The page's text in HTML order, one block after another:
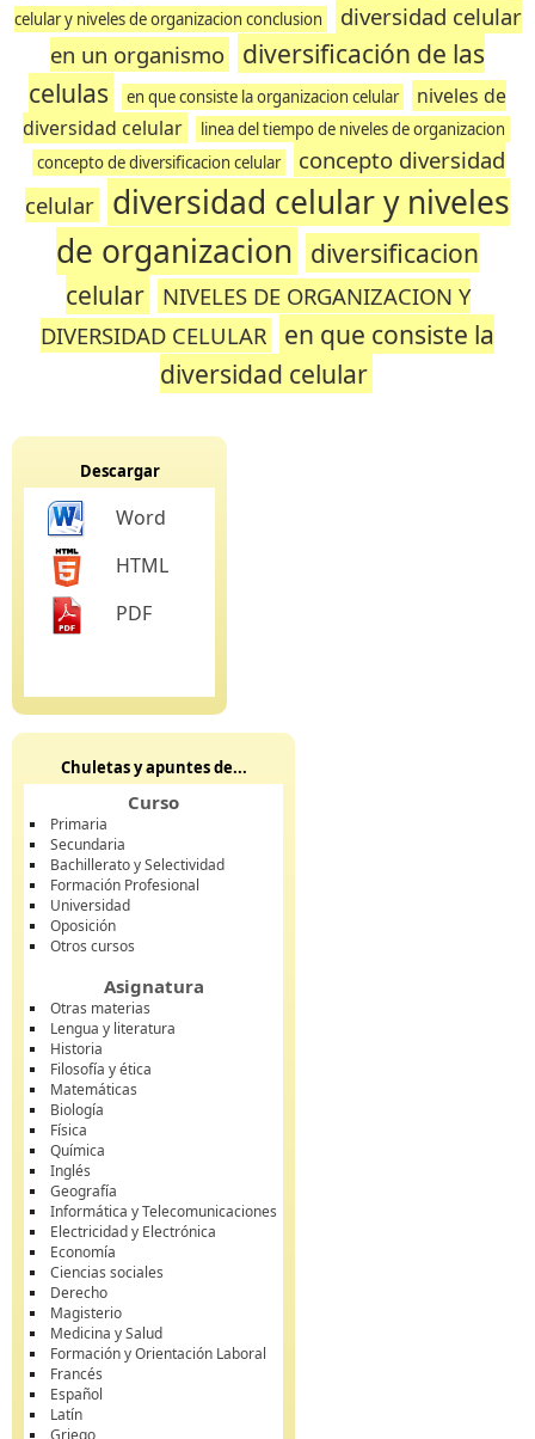
celular y niveles de organizacion conclusion
diversidad celular
en un organismo
diversificación de las
celulas
en que consiste la organizacion celular
niveles de
diversidad celular
linea del tiempo de niveles de organizacion
concepto de diversificacion celular
concepto diversidad
celular
diversidad celular y niveles
de organizacion diversificacion
celular
NIVELES DE ORGANIZACION Y
DIVERSIDAD CELULAR
en que consiste la
diversidad celular
Descargar
Word
HTML
PDF
Chuletas y apuntes de...
Curso
Primaria
Secundaria
Bachillerato y Selectividad
Formación Profesional
Universidad
Oposición
Otros cursos
Asignatura
Otras materias
Lengua y literatura
Historia
Filosofía y ética
Matemáticas
Biología
Física
Química
Inglés
Geografía
Informática y Telecomunicaciones
Electricidad y Electrónica
Economía
Ciencias sociales
Derecho
Magisterio
Medicina y Salud
Formación y Orientación Laboral
Francés
Español
Latín
Griego